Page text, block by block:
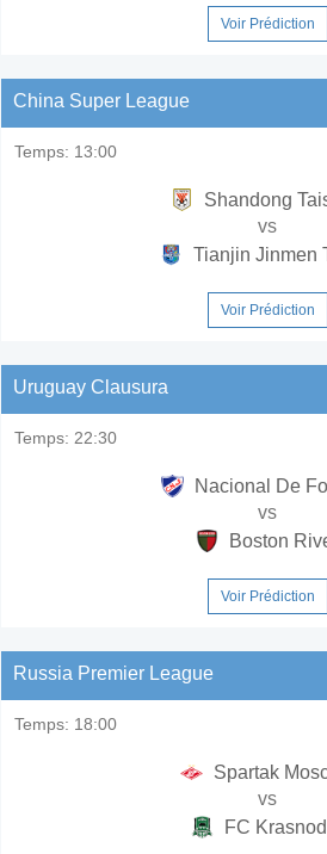
Voir Prédiction
China Super League
Temps: 13:00
Shandong
vs
Tianjin Jinmen
Voir Prédiction
Uruguay Clausura
Temps: 22:30
Nacional De
vs
Boston
Voir Prédiction
Russia Premier League
Temps: 18:00
Spartak
vs
FC